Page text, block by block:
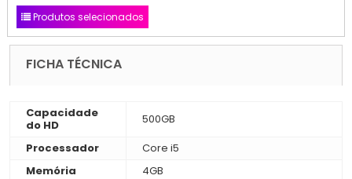
Produtos selecionados
FICHA TÉCNICA
Capacidade
do HD
500GB
Processador
Core i5
Memória
4GB